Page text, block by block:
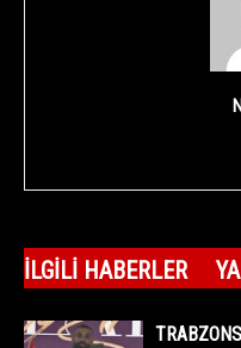
İLGILI HABERLER